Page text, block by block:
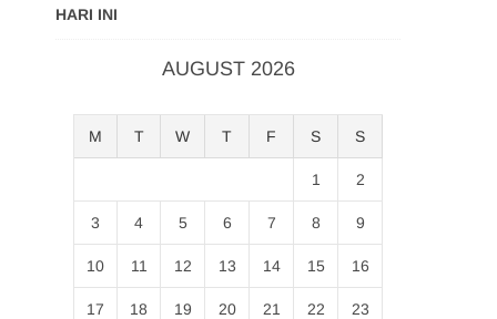
HARI INI
AUGUST 2026
M T W T F S S
1 2
3 4 5 6 7 8 9
10 11 12 13 14 15 16
17 18 19 20 21 22 23